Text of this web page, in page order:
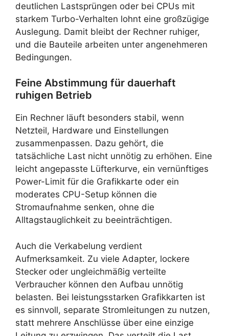
deutlichen Lastsprüngen oder bei CPUs mit
starkem Turbo-Verhalten lohnt eine großzügige
Auslegung. Damit bleibt der Rechner ruhiger,
und die Bauteile arbeiten unter angenehmeren
Bedingungen.
Feine Abstimmung für dauerhaft
ruhigen Betrieb
Ein Rechner läuft besonders stabil, wenn
Netzteil, Hardware und Einstellungen
zusammenpassen. Dazu gehört, die
tatsächliche Last nicht unnötig zu erhöhen. Eine
leicht angepasste Lüfterkurve, ein vernünftiges
Power-Limit für die Grafikkarte oder ein
moderates CPU-Setup können die
Stromaufnahme senken, ohne die
Alltagstauglichkeit zu beeinträchtigen.
Auch die Verkabelung verdient
Aufmerksamkeit. Zu viele Adapter, lockere
Stecker oder ungleichmäßig verteilte
Verbraucher können den Aufbau unnötig
belasten. Bei leistungsstarken Grafikkarten ist
es sinnvoll, separate Stromleitungen zu nutzen,
statt mehrere Anschlüsse über eine einzige